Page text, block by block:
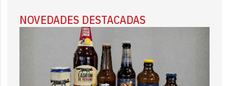
NOVEDADES DESTACADAS